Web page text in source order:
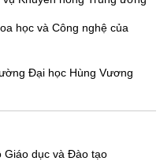
học và Công nghệ của
Đại học Hùng Vương
Giáo dục và Đào tạo